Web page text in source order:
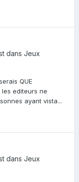
dans Jeux
QUE
editeurs ne
ayant vista...
dans Jeux